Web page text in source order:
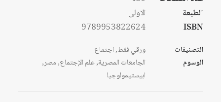
الطبعة
الاولى
ISBN
9789953822624
التصنيفات ورقي فقط,اجتماع
الوسوم
الجامعات المصرية,علم الإجتماع,مصر,
ابيستيمولوجيا